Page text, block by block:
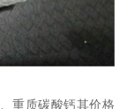
重质碳酸钙其价格